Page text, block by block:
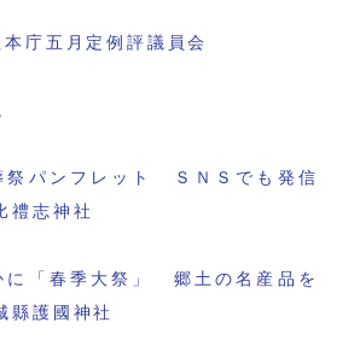
本庁五月定例評議員会
祭パンフレット ＳＮＳでも発信
禮志神社
に「春季大祭」 郷土の名産品を
護國神社